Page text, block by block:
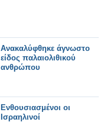
Ανακαλύφθηκε άγνωστο
είδος παλαιολιθικού
ανθρώπου
Ενθουσιασμένοι οι
Ισραηλινοί